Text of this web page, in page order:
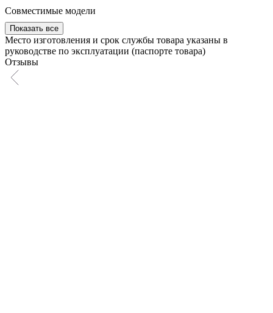
Совместимые модели
Показать все
Место изготовления и срок службы товара указаны в
руководстве по эксплуатации (паспорте товара)
Отзывы